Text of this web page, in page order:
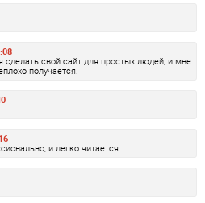
сделать свой сайт для простых людей, и мне
получается.
и легко читается